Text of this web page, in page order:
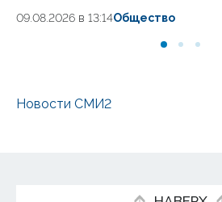
09.08.2026 в 13:14Общество
Новости СМИ2